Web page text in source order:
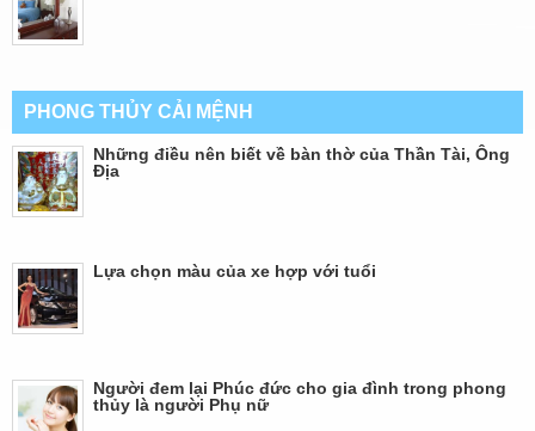
PHONG THỦY CẢI MỆNH
Những điều nên biết về bàn thờ của Thần Tài, Ông
Địa
Lựa chọn màu của xe hợp với tuổi
Người đem lại Phúc đức cho gia đình trong phong
thủy là người Phụ nữ